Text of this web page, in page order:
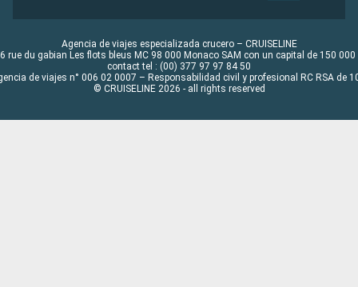
Agencia de viajes especializada crucero – CRUISELINE
rue du gabian Les flots bleus MC 98 000 Monaco SAM con un capital de 150 000
contact tel : (00) 377 97 97 84 50
de viajes n° 006 02 0007 – Responsabilidad civil y profesional RC RSA de
© CRUISELINE 2026 - all rights reserved